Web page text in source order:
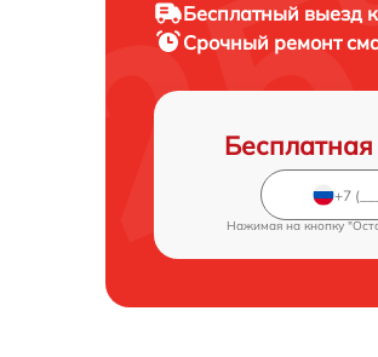
Бесплатный выезд
Срочный ремонт
Нажимая на кнопку